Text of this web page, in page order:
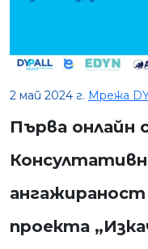
2 май 2024 г. Мрежа
Първа онлайн
проекта